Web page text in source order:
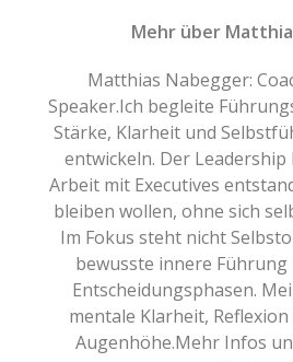
Mehr über
Matthias Nabegger:
Speaker.Ich begleite
Stärke, Klarheit und
entwickeln. Der
Arbeit mit Executives
bleiben wollen, ohne sich
Im Fokus steht nicht
bewusste innere
Entscheidungsphasen.
mentale Klarheit,
Augenhöhe.Mehr Infos